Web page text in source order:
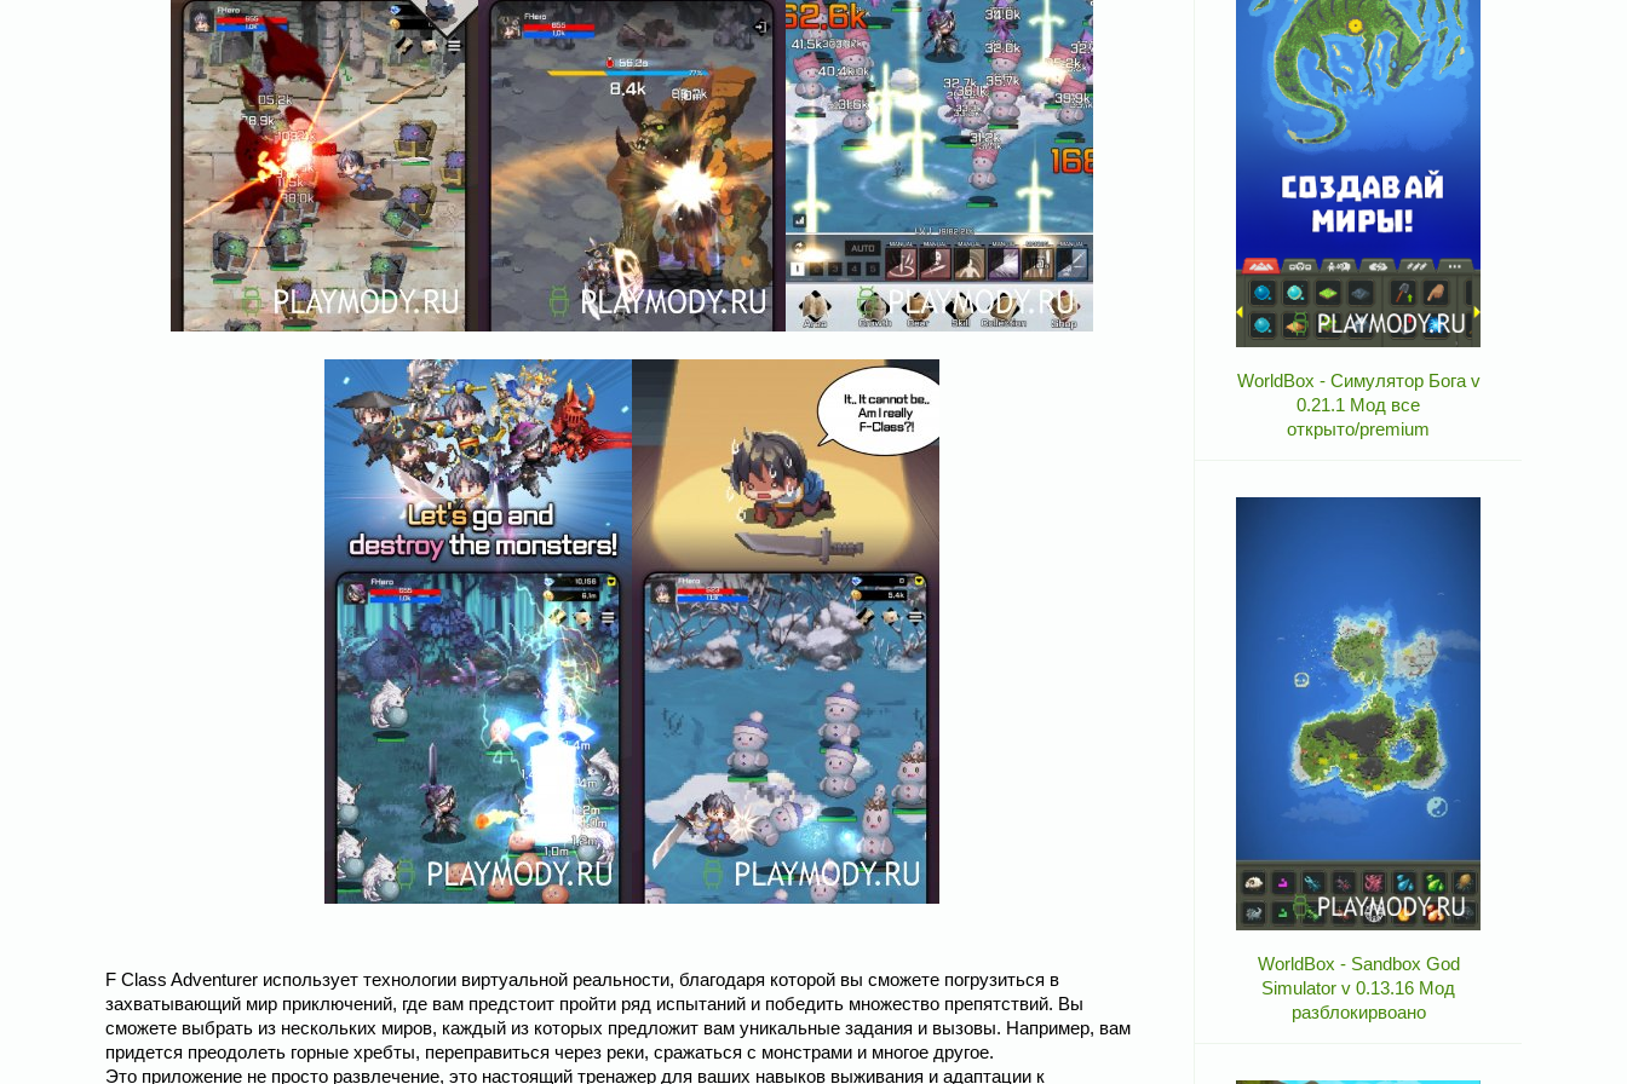
F Class Adventurer использует технологии виртуальной реальности, благодаря которой вы сможете погрузиться в
захватывающий мир приключений, где вам предстоит пройти ряд испытаний и победить множество препятствий. Вы
сможете выбрать из нескольких миров, каждый из которых предложит вам уникальные задания и вызовы. Например, вам
придется преодолеть горные хребты, переправиться через реки, сражаться с монстрами и многое другое.
Это приложение не просто развлечение, это настоящий тренажер для ваших навыков выживания и адаптации к
WorldBox - Симулятор Бога v
0.21.1 Мод все
открыто/premium
WorldBox - Sandbox God
Simulator v 0.13.16 Мод
разблокирвоано